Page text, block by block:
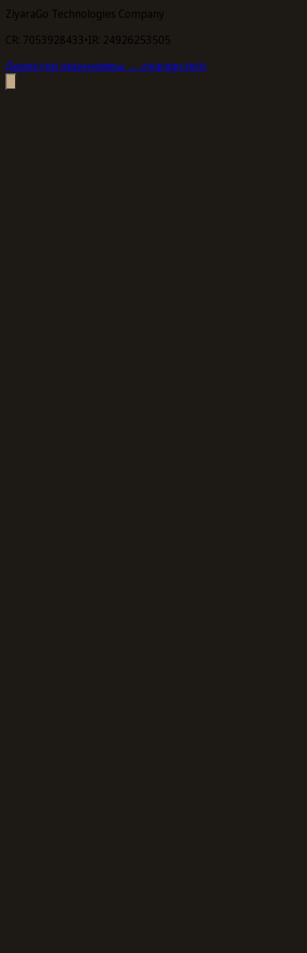
ZiyaraGo Technologies Company
CR: 7053928433•IR: 24926253505
Деректер лицензиясы → ziyarago.tech